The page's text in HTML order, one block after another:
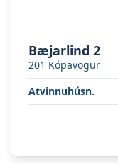
Bæjarlind 2
201 Kópavogur
Atvinnuhúsn.